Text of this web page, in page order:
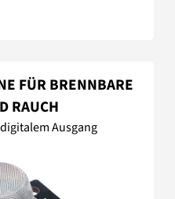
FÜR BRENNBARE
RAUCH
Ausgang